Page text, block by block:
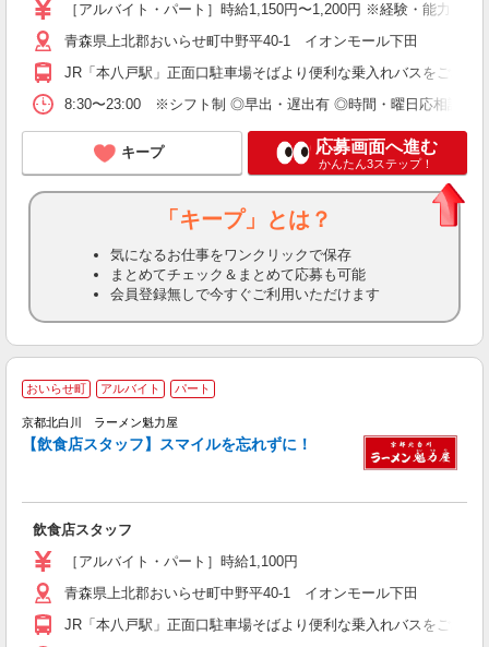
［アルバイト・パート］時給1,150円〜1,200円 ※経験・能力に
青森県上北郡おいらせ町中野平40-1 イオンモール下田
JR「本八戸駅」正面口駐車場そばより便利な乗入れバスをご利
8:30〜23:00 ※シフト制 ◎早出・遅出有 ◎時間・曜日応相談 ◎
キープ 応募画面へ進む
かんたん3ステップ！
「キープ」とは？
気になるお仕事をワンクリックで保存
まとめてチェック＆まとめて応募も可能
会員登録無しで今すぐご利用いただけます
おいらせ町 アルバイト パート
京都北白川 ラーメン魁力屋
【飲食店スタッフ】スマイルを忘れずに！
飲食店スタッフ
［アルバイト・パート］時給1,100円
青森県上北郡おいらせ町中野平40-1 イオンモール下田
JR「本八戸駅」正面口駐車場そばより便利な乗入れバスをご利